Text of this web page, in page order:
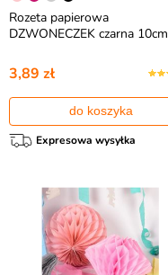
Rozeta papierowa
DZWONECZEK czarna 10cm
3,89 zł
do koszyka
Expresowa wysyłka